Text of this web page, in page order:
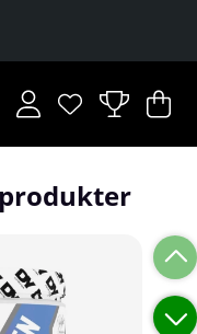
Önskelista
Antal i
.
.